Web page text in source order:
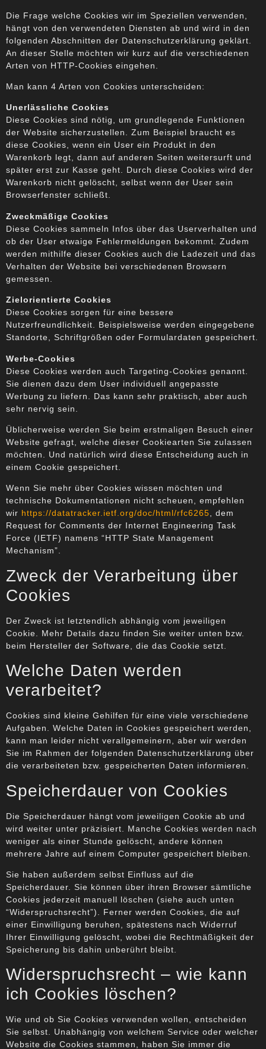
Die Frage welche Cookies wir im Speziellen verwenden,
hängt von den verwendeten Diensten ab und wird in den
folgenden Abschnitten der Datenschutzerklärung geklärt.
An dieser Stelle möchten wir kurz auf die verschiedenen
Arten von HTTP-Cookies eingehen.
Man kann 4 Arten von Cookies unterscheiden:
Unerlässliche Cookies
Diese Cookies sind nötig, um grundlegende Funktionen
der Website sicherzustellen. Zum Beispiel braucht es
diese Cookies, wenn ein User ein Produkt in den
Warenkorb legt, dann auf anderen Seiten weitersurft und
später erst zur Kasse geht. Durch diese Cookies wird der
Warenkorb nicht gelöscht, selbst wenn der User sein
Browserfenster schließt.
Zweckmäßige Cookies
Diese Cookies sammeln Infos über das Userverhalten und
ob der User etwaige Fehlermeldungen bekommt. Zudem
werden mithilfe dieser Cookies auch die Ladezeit und das
Verhalten der Website bei verschiedenen Browsern
gemessen.
Zielorientierte Cookies
Diese Cookies sorgen für eine bessere
Nutzerfreundlichkeit. Beispielsweise werden eingegebene
Standorte, Schriftgrößen oder Formulardaten gespeichert.
Werbe-Cookies
Diese Cookies werden auch Targeting-Cookies genannt.
Sie dienen dazu dem User individuell angepasste
Werbung zu liefern. Das kann sehr praktisch, aber auch
sehr nervig sein.
Üblicherweise werden Sie beim erstmaligen Besuch einer
Website gefragt, welche dieser Cookiearten Sie zulassen
möchten. Und natürlich wird diese Entscheidung auch in
einem Cookie gespeichert.
Wenn Sie mehr über Cookies wissen möchten und
technische Dokumentationen nicht scheuen, empfehlen
wir https://datatracker.ietf.org/doc/html/rfc6265, dem
Request for Comments der Internet Engineering Task
Force (IETF) namens “HTTP State Management
Mechanism”.
Zweck der Verarbeitung über
Cookies
Der Zweck ist letztendlich abhängig vom jeweiligen
Cookie. Mehr Details dazu finden Sie weiter unten bzw.
beim Hersteller der Software, die das Cookie setzt.
Welche Daten werden
verarbeitet?
Cookies sind kleine Gehilfen für eine viele verschiedene
Aufgaben. Welche Daten in Cookies gespeichert werden,
kann man leider nicht verallgemeinern, aber wir werden
Sie im Rahmen der folgenden Datenschutzerklärung über
die verarbeiteten bzw. gespeicherten Daten informieren.
Speicherdauer von Cookies
Die Speicherdauer hängt vom jeweiligen Cookie ab und
wird weiter unter präzisiert. Manche Cookies werden nach
weniger als einer Stunde gelöscht, andere können
mehrere Jahre auf einem Computer gespeichert bleiben.
Sie haben außerdem selbst Einfluss auf die
Speicherdauer. Sie können über ihren Browser sämtliche
Cookies jederzeit manuell löschen (siehe auch unten
“Widerspruchsrecht”). Ferner werden Cookies, die auf
einer Einwilligung beruhen, spätestens nach Widerruf
Ihrer Einwilligung gelöscht, wobei die Rechtmäßigkeit der
Speicherung bis dahin unberührt bleibt.
Widerspruchsrecht – wie kann
ich Cookies löschen?
Wie und ob Sie Cookies verwenden wollen, entscheiden
Sie selbst. Unabhängig von welchem Service oder welcher
Website die Cookies stammen, haben Sie immer die